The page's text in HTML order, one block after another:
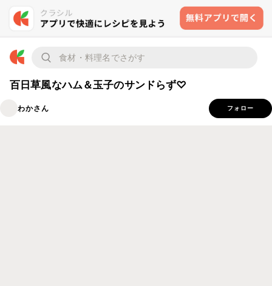
百日草風なハム＆玉子のサンドらず♡
わかさん フォロー